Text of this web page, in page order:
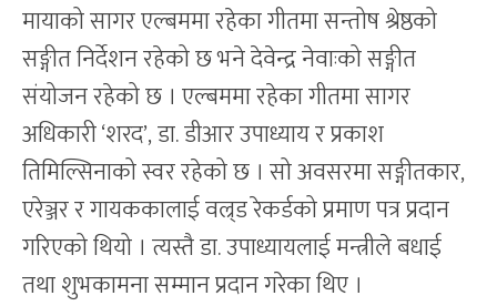
मायाको सागर एल्बममा रहेका गीतमा सन्तोष श्रेष्ठको
सङ्गीत निर्देशन रहेको छ भने देवेन्द्र नेवाःको सङ्गीत
संयोजन रहेको छ । एल्बममा रहेका गीतमा सागर
अधिकारी ‘शरद’, डा. डीआर उपाध्याय र प्रकाश
तिमिल्सिनाको स्वर रहेको छ । सो अवसरमा सङ्गीतकार,
एरेञ्जर र गायककालाई वल्र्ड रेकर्डको प्रमाण पत्र प्रदान
गरिएको थियो । त्यस्तै डा. उपाध्यायलाई मन्त्रीले बधाई
तथा शुभकामना सम्मान प्रदान गरेका थिए ।